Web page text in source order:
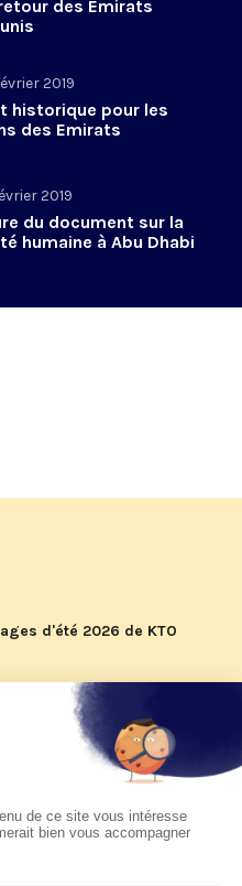
des Emirats
2019
historique pour les
des Emirats
2019
du document sur la
humaine à Abu Dhabi
d'été 2026 de KTO
du pape Léon
à suivre sur KTO le
Uruguay, Argentine et